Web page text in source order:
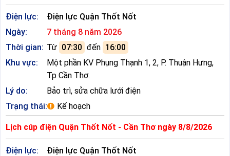
Điện lực:
Điện lực Quận Thốt Nốt
Ngày:
7 tháng 8 năm 2026
Thời gian: Từ 07:30 đến 16:00
Khu vực:
Một phần KV Phụng Thạnh 1, 2, P. Thuận Hưng,
Tp Cần Thơ.
Lý do:
Bảo trì, sửa chữa lưới điện
Trạng thái:
Kế hoạch
Lịch cúp điện Quận Thốt Nốt - Cần Thơ ngày 8/8/2026
Điện lực:
Điện lực Quận Thốt Nốt